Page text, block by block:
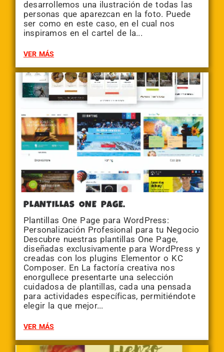
desarrollemos una ilustración de todas las
personas que aparezcan en la foto. Puede
ser como en este caso, en el cual nos
inspiramos en el cartel de la...
VER MÁS
PLANTILLAS ONE PAGE.
Plantillas One Page para WordPress:
Personalización Profesional para tu Negocio
Descubre nuestras plantillas One Page,
diseñadas exclusivamente para WordPress y
creadas con los plugins Elementor o KC
Composer. En La factoría creativa nos
enorgullece presentarte una selección
cuidadosa de plantillas, cada una pensada
para actividades específicas, permitiéndote
elegir la que mejor...
VER MÁS